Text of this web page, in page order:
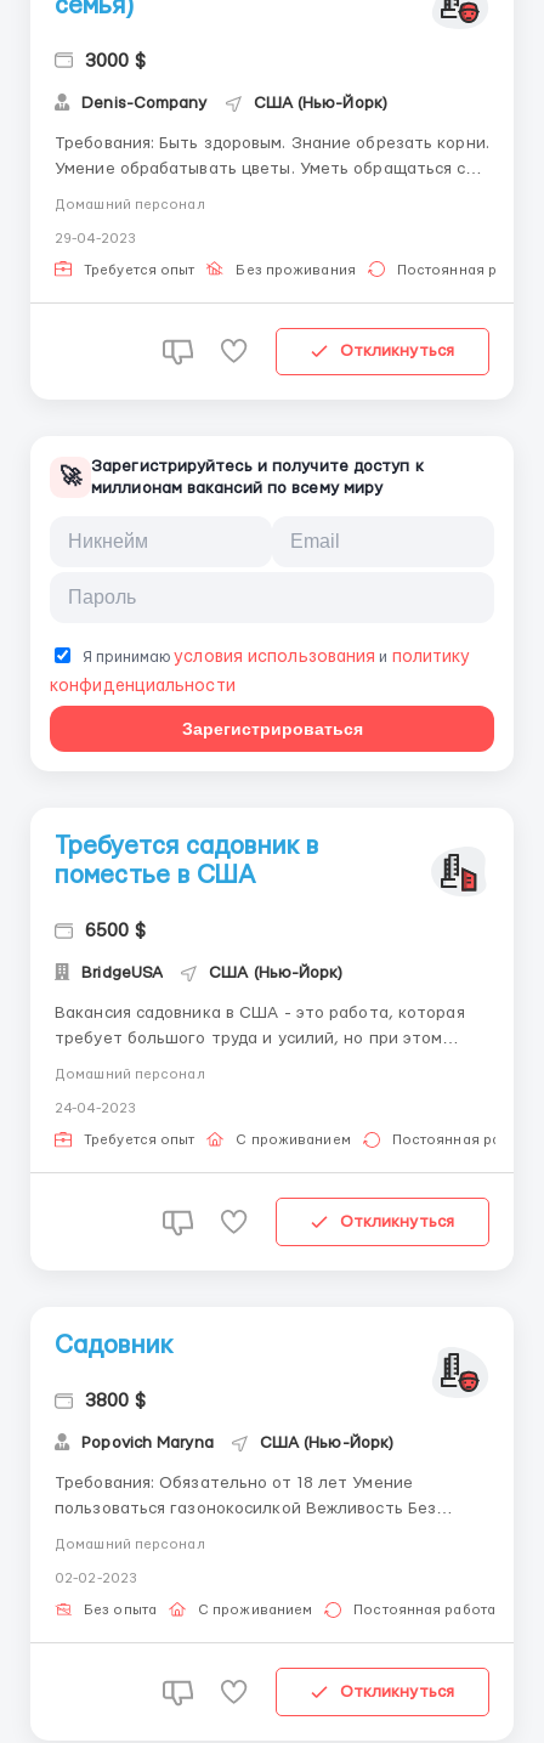
3000 $
Denis-Company США (Нью-Йорк)
Требования: Быть здоровым. Знание обрезать корни.
Умение обрабатывать цветы. Уметь обращаться с
Йорк Условия работы: поможем с оформлением
документов. 2 Варианта жиль...
Домашний персонал
29-04-2023
Требуется опыт Без проживания Постоянная работа
Откликнуться
🚀 Зарегистрируйтесь и получите доступ к
миллионам вакансий по всему миру
Я принимаюусловия использования и политику
конфиденциальности
Зарегистрироваться
Требуется садовник в
поместье в США
6500 $
BridgeUSA США (Нью-Йорк)
Вакансия садовника в США - это работа, которая
требует большого труда и усилий, но при этом
других зеленых зон. Основные обязанности
садовника включают: - Полив растений и деревьев;
Домашний персонал
24-04-2023
Требуется опыт С проживанием Постоянная работа
Откликнуться
Садовник
3800 $
Popovich Maryna США (Нью-Йорк)
Требования: Обязательно от 18 лет Умение
пользоваться газонокосилкой Вежливость Без
придомовой части Условия работы: Мы вам
предоставляем отдельную комнату, где вы...
Домашний персонал
02-02-2023
Без опыта С проживанием Постоянная работа
Откликнуться